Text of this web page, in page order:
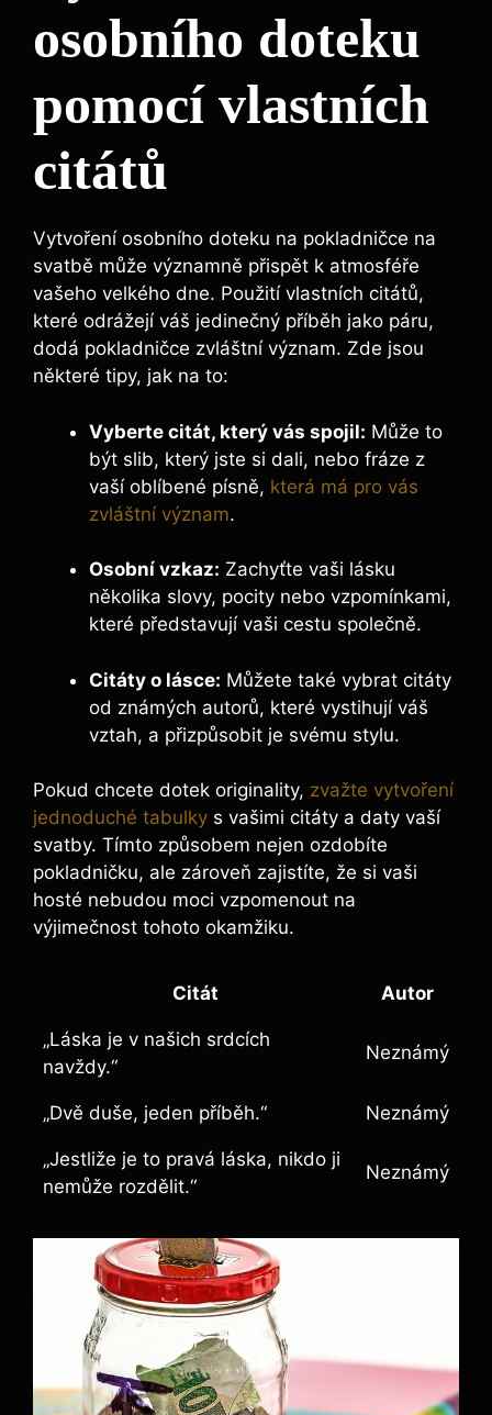
osobního doteku
pomocí vlastních
citátů
Vytvoření osobního doteku na pokladničce na
svatbě může významně přispět k atmosféře
vašeho velkého dne. Použití vlastních citátů,
které odrážejí váš jedinečný příběh jako páru,
dodá pokladničce zvláštní význam. Zde jsou
některé tipy, jak na to:
Vyberte citát, který vás spojil: Může to
být slib, který jste si dali, nebo fráze z
vaší oblíbené písně, která má pro vás
zvláštní význam.
Osobní vzkaz: Zachyťte vaši lásku
několika slovy, pocity nebo vzpomínkami,
které představují vaši cestu společně.
Citáty o lásce: Můžete také vybrat citáty
od známých autorů, které vystihují váš
vztah, a přizpůsobit je svému stylu.
Pokud chcete dotek originality, zvažte vytvoření
jednoduché tabulky s vašimi citáty a daty vaší
svatby. Tímto způsobem nejen ozdobíte
pokladničku, ale zároveň zajistíte, že si vaši
hosté nebudou moci vzpomenout na
výjimečnost tohoto okamžiku.
Citát Autor
„Láska je v našich srdcích
navždy.“
Neznámý
„Dvě duše, jeden příběh.“ Neznámý
„Jestliže je to pravá láska, nikdo ji
nemůže rozdělit.“
Neznámý